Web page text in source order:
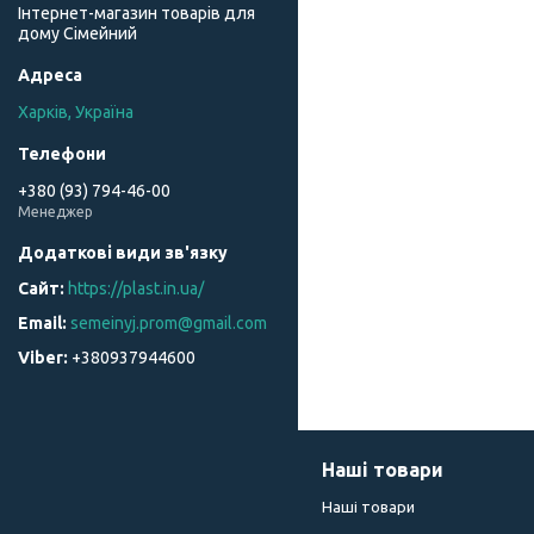
Інтернет-магазин товарів для
дому Сімейний
Харків, Україна
+380 (93) 794-46-00
Менеджер
https://plast.in.ua/
semeinyj.prom@gmail.com
+380937944600
Наші товари
Наші товари